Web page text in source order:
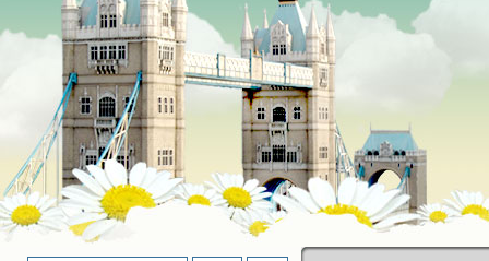
小德兰爱心书屋最新公告 有一天，我
做了一个奇怪的梦，至今让我难忘。